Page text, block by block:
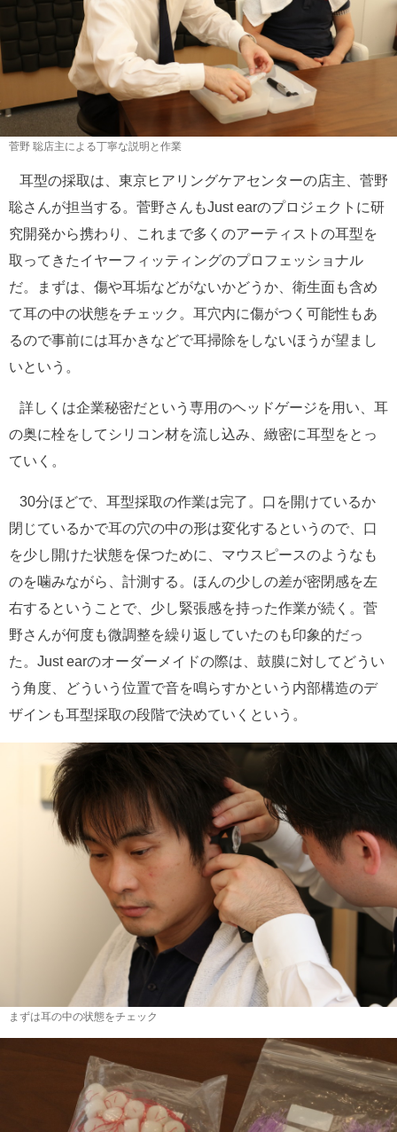
菅野 聡店主による丁寧な説明と作業
耳型の採取は、東京ヒアリングケアセンターの店主、菅野
聡さんが担当する。菅野さんもJust earのプロジェクトに研
究開発から携わり、これまで多くのアーティストの耳型を
取ってきたイヤーフィッティングのプロフェッショナル
だ。まずは、傷や耳垢などがないかどうか、衛生面も含め
て耳の中の状態をチェック。耳穴内に傷がつく可能性もあ
るので事前には耳かきなどで耳掃除をしないほうが望まし
いという。
詳しくは企業秘密だという専用のヘッドゲージを用い、耳
の奥に栓をしてシリコン材を流し込み、緻密に耳型をとっ
ていく。
30分ほどで、耳型採取の作業は完了。口を開けているか
閉じているかで耳の穴の中の形は変化するというので、口
を少し開けた状態を保つために、マウスピースのようなも
のを噛みながら、計測する。ほんの少しの差が密閉感を左
右するということで、少し緊張感を持った作業が続く。菅
野さんが何度も微調整を繰り返していたのも印象的だっ
た。Just earのオーダーメイドの際は、鼓膜に対してどうい
う角度、どういう位置で音を鳴らすかという内部構造のデ
ザインも耳型採取の段階で決めていくという。
まずは耳の中の状態をチェック